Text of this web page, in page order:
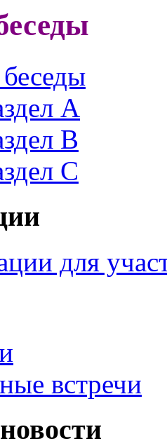
A
B
С
для
встречи